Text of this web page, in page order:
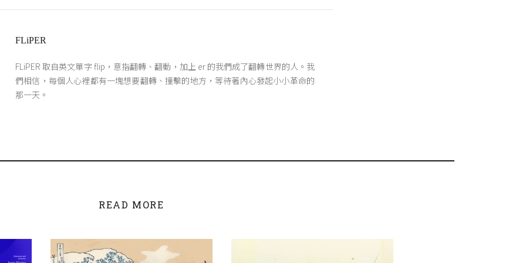
FLiPER
FLiPER 取自英文單字 flip，意指翻轉、翻動，加上 er 的我們成了翻轉世界的人。我
們相信，每個人心裡都有一塊想要翻轉、撞擊的地方，等待著內心發起小小革命的
那一天。
READ MORE